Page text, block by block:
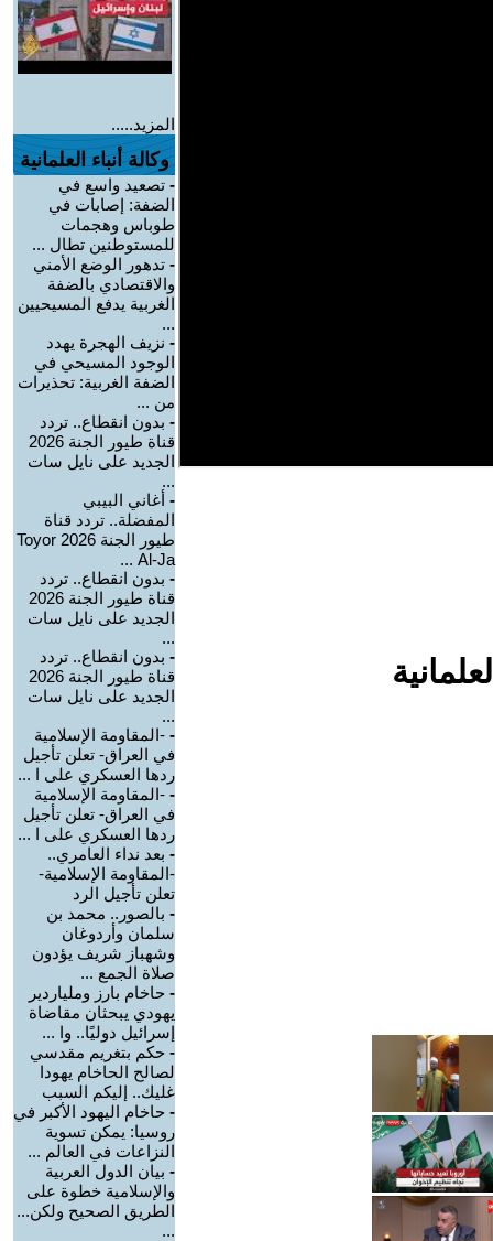
المزيد.....
وكالة أنباء العلمانية
- تصعيد واسع في
الضفة: إصابات في
طوباس وهجمات
للمستوطنين تطال ...
- تدهور الوضع الأمني
والاقتصادي بالضفة
الغربية يدفع المسيحيين
...
- نزيف الهجرة يهدد
الوجود المسيحي في
الضفة الغربية: تحذيرات
من ...
- بدون انقطاع.. تردد
قناة طيور الجنة 2026
الجديد على نايل سات
...
- أغاني البيبي
المفضلة.. تردد قناة
طيور الجنة 2026 Toyor
Al-Ja ...
- بدون انقطاع.. تردد
قناة طيور الجنة 2026
الجديد على نايل سات
...
- بدون انقطاع.. تردد
قناة طيور الجنة 2026
الجديد على نايل سات
...
- -المقاومة الإسلامية
في العراق- تعلن تأجيل
ردها العسكري على ا ...
- -المقاومة الإسلامية
في العراق- تعلن تأجيل
ردها العسكري على ا ...
- بعد نداء العامري..
-المقاومة الإسلامية-
تعلن تأجيل الرد
- بالصور.. محمد بن
سلمان وأردوغان
وشهباز شريف يؤدون
صلاة الجمع ...
- حاخام بارز وملياردير
يهودي يبحثان مقاضاة
إسرائيل دوليًا.. وا ...
- حكم بتغريم مقدسي
لصالح الحاخام يهودا
غليك.. إليكم السبب
- حاخام اليهود الأكبر في
روسيا: يمكن تسوية
النزاعات في العالم ...
- بيان الدول العربية
والإسلامية خطوة على
الطريق الصحيح ولكن...
...